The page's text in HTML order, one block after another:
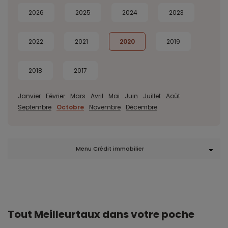
2026 2025 2024 2023
2022 2021 2020 2019
2018 2017
Janvier Février Mars Avril Mai Juin Juillet Août
Septembre
Octobre Novembre Décembre
Menu Crédit immobilier
Tout Meilleurtaux dans votre poche